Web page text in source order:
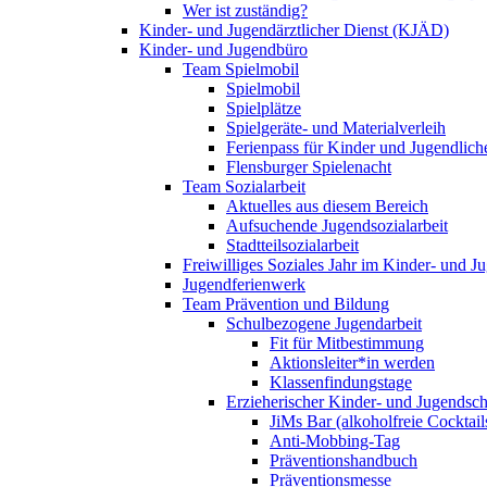
Wer ist zuständig?
Kinder- und Jugendärztlicher Dienst (KJÄD)
Kinder- und Jugendbüro
Team Spielmobil
Spielmobil
Spielplätze
Spielgeräte- und Materialverleih
Ferienpass für Kinder und
Flensburger Spielenacht
Team Sozialarbeit
Aktuelles aus diesem Bereich
Aufsuchende Jugendsozialarbeit
Stadtteilsozialarbeit
Freiwilliges Soziales Jahr im Kinder- und
Jugendferienwerk
Team Prävention und Bildung
Schulbezogene Jugendarbeit
Fit für Mitbestimmung
Aktionsleiter*in werden
Klassenfindungstage
Erzieherischer Kinder- und
JiMs Bar (alkoholfreie
Anti-Mobbing-Tag
Präventionshandbuch
Präventionsmesse